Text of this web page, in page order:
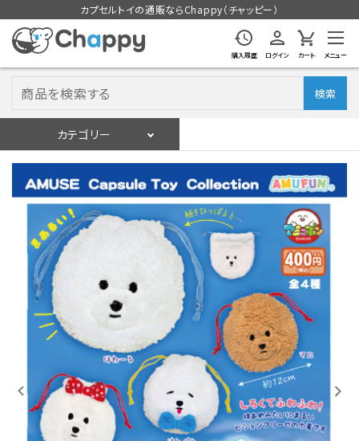
カプセルトイの通販ならChappy（チャッピー）
購入履歴 ログイン カート メニュー
検索
カテゴリー
入荷スケジュールをチェック
カプセルトイマシン本体
カプセルトイ
販促用空カプセル
レンタル
景品・玩具・文具